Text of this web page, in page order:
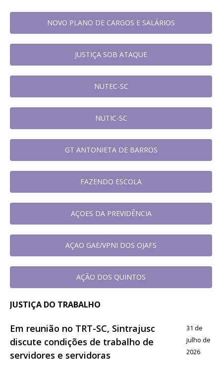
NOVO PLANO DE CARGOS E SALÁRIOS
JUSTIÇA SOB ATAQUE
NUTEC-SC
NUTIC-SC
GT ANTONIETA DE BARROS
FAZENDO ESCOLA
AÇOES DA PREVIDÊNCIA
AÇAO GAE/VPNI DOS OJAFS
AÇÃO DOS QUINTOS
JUSTIÇA DO TRABALHO
Em reunião no TRT-SC, Sintrajusc
discute condições de trabalho de
servidores e servidoras
31 de
julho de
2026